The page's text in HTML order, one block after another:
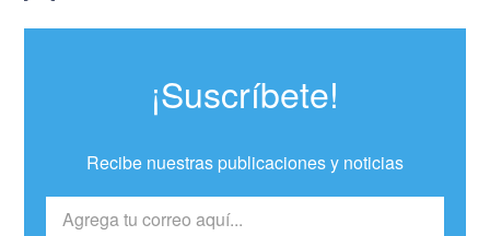
¡Suscríbete!
Recibe nuestras publicaciones y noticias